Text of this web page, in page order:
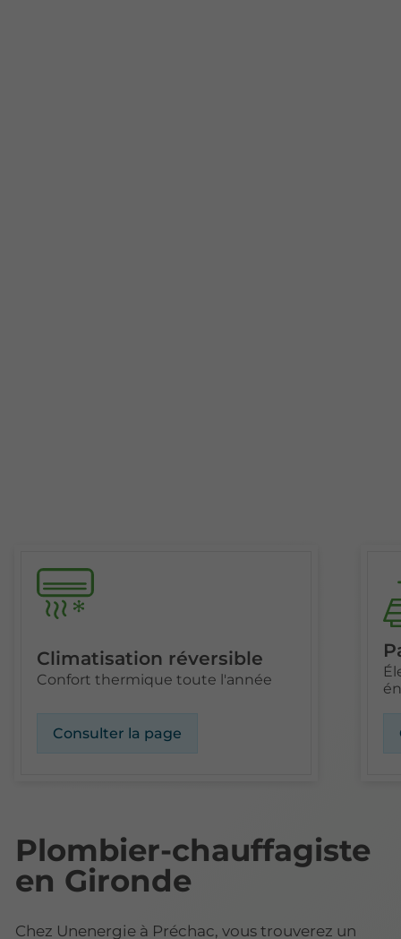
Climatisation réversible
Confort thermique toute l'année
Consulter la page
Plombier-chauffagiste
en Gironde
Chez Unenergie à Préchac, vous trouverez un